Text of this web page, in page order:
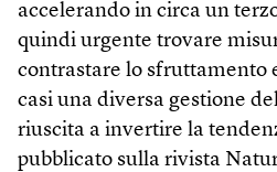
accelerando in circa un
quindi urgente trovare
contrastare lo sfruttamento
casi una diversa gestione
riuscita a invertire la
pubblicato sulla rivista